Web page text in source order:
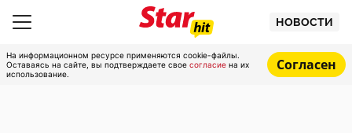
НОВОСТИ
На информационном ресурсе применяются cookie-файлы.
Оставаясь на сайте, вы подтверждаете свое согласие на их
использование.
Согласен